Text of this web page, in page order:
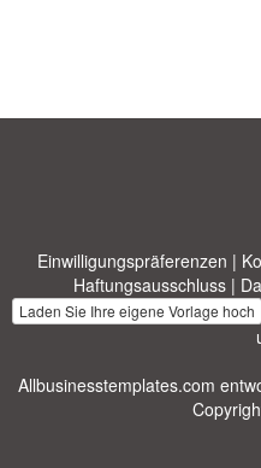
Einwilligungspräferenzen |
Haftungsausschluss |
Laden Sie Ihre eigene Vorlage hoch
Allbusinesstemplates.com